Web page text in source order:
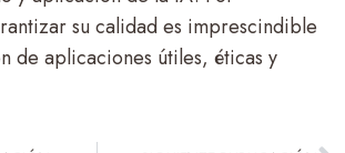
su calidad es imprescindible
de aplicaciones útiles, éticas y